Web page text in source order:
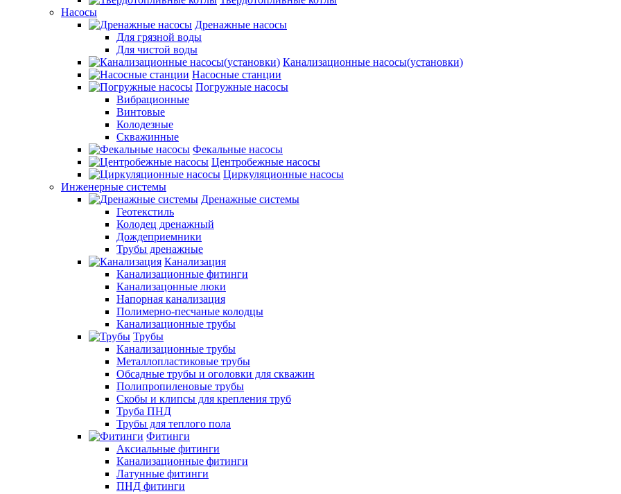
Насосы
Дренажные насосы
Для грязной воды
Для чистой воды
Канализационные насосы(установки)
Насосные станции
Погружные насосы
Вибрационные
Винтовые
Колодезные
Скважинные
Фекальные насосы
Центробежные насосы
Циркуляционные насосы
Инженерные системы
Дренажные системы
Геотекстиль
Колодец дренажный
Дождеприемники
Трубы дренажные
Канализация
Канализационные фитинги
Канализацонные люки
Напорная канализация
Полимерно-песчаные колодцы
Канализационные трубы
Трубы
Канализационные трубы
Металлопластиковые трубы
Обсадные трубы и оголовки для скважин
Полипропиленовые трубы
Скобы и клипсы для крепления труб
Труба ПНД
Трубы для теплого пола
Фитинги
Аксиальные фитинги
Канализационные фитинги
Латунные фитинги
ПНД фитинги